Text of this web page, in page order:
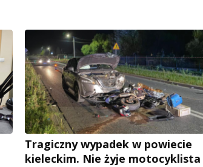
Tragiczny wypadek w powiecie
kieleckim. Nie żyje motocyklista